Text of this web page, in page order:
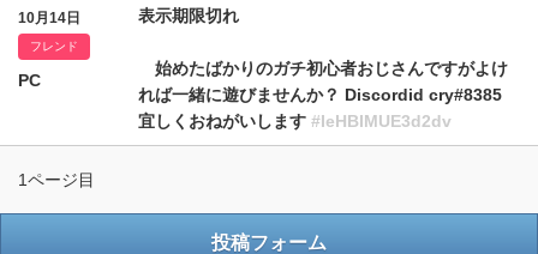
10月14日
フレンド
PC
表示期限切れ
始めたばかりのガチ初心者おじさんですがよけ
れば一緒に遊びませんか？ Discordid cry#8385
宜しくおねがいします #IeHBIMUE3d2dv
1ページ目
投稿フォーム